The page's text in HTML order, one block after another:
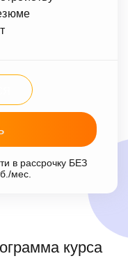
в рассрочку БЕЗ
мес.
курса